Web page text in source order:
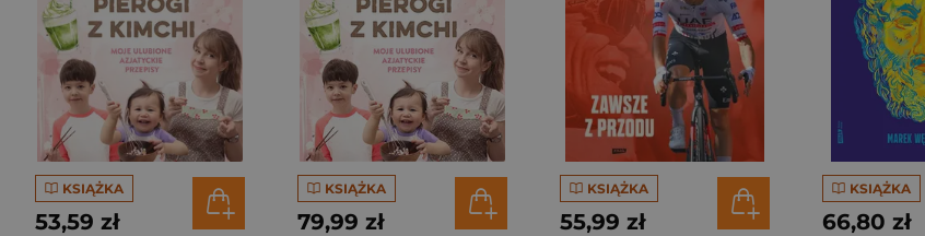
KSIĄŻKA
53,59 zł
KSIĄŻKA
79,99 zł
KSIĄŻKA
55,99 zł
KSIĄŻKA
66,80 zł